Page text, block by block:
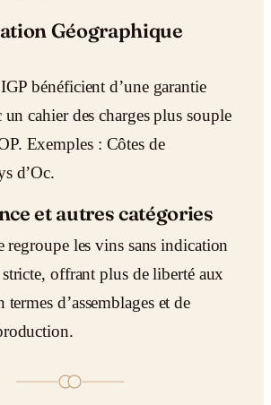
Géographique
bénéficient d’une garantie
un cahier des charges plus souple
Exemples : Côtes de
d’Oc.
et autres catégories
regroupe les vins sans indication
offrant plus de liberté aux
d’assemblages et de